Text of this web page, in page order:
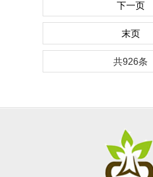
下一页
末页
共926条